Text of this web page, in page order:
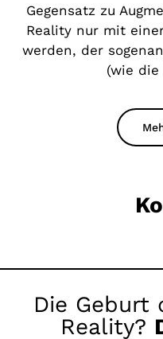
Gegensatz zu
Reality nur mit
werden, der
(wie die
Die Geburt
Reality?